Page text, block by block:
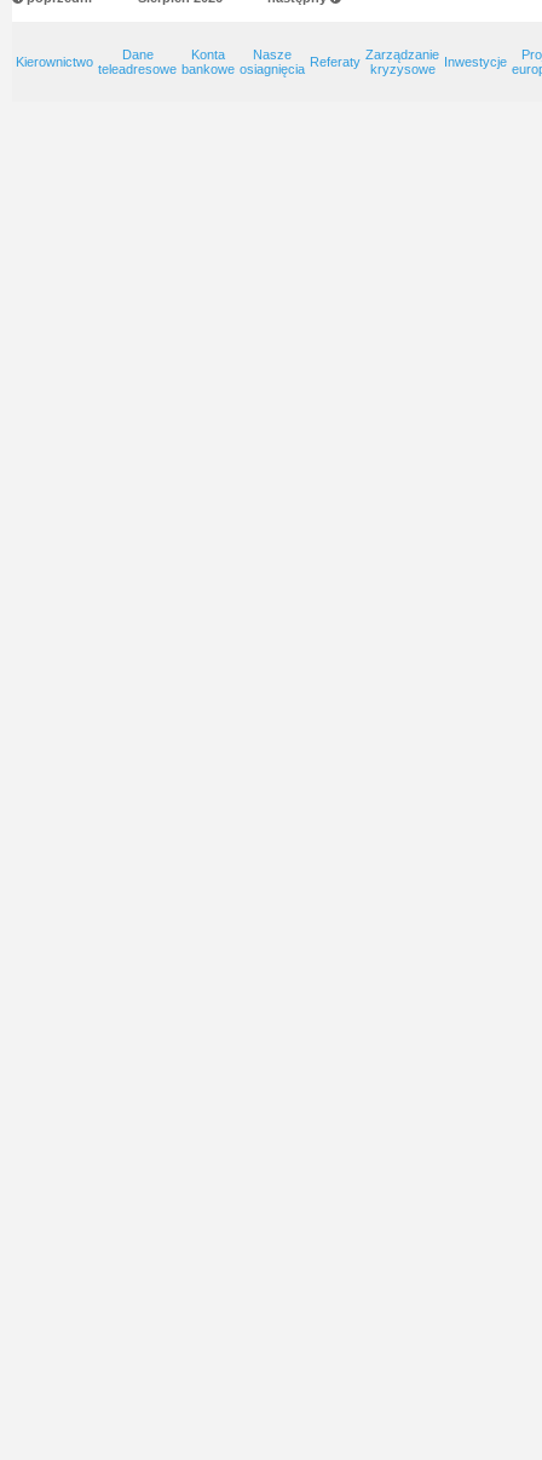
Kierownictwo
Dane
teleadresowe
Konta
bankowe
Nasze
osiagnięcia Referaty Zarządzanie
kryzysowe
Inwestycje